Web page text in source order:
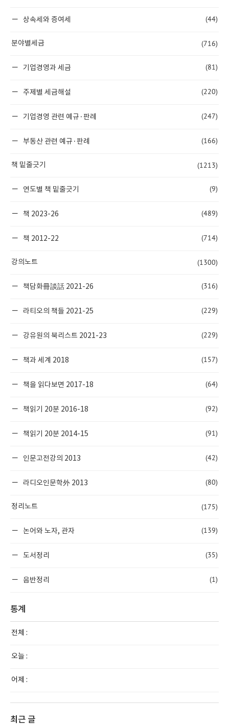
상속세와 증여세 (44)
분야별세금 (716)
기업경영과 세금 (81)
주제별 세금해설 (220)
기업경영 관련 예규·판례 (247)
부동산 관련 예규·판례 (166)
책 밑줄긋기 (1213)
연도별 책 밑줄긋기 (9)
책 2023-26 (489)
책 2012-22 (714)
강의노트 (1300)
책담화冊談話 2021-26 (316)
라티오의 책들 2021-25 (229)
강유원의 북리스트 2021-23 (229)
책과 세계 2018 (157)
책을 읽다보면 2017-18 (64)
책읽기 20분 2016-18 (92)
책읽기 20분 2014-15 (91)
인문고전강의 2013 (42)
라디오인문학外 2013 (80)
정리노트 (175)
논어와 노자, 관자 (139)
도서정리 (35)
음반정리 (1)
통계
전체 :
오늘 :
어제 :
최근 글